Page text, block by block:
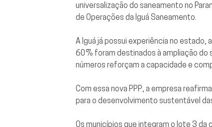
universalização do saneamento no
de Operações da Iguá Saneamento.
A Iguá já possui experiência no estado,
60% foram destinados à ampliação do
números reforçam a capacidade e
Com essa nova PPP, a empresa
para o desenvolvimento sustentável
Os municípios que integram o lote 3 da